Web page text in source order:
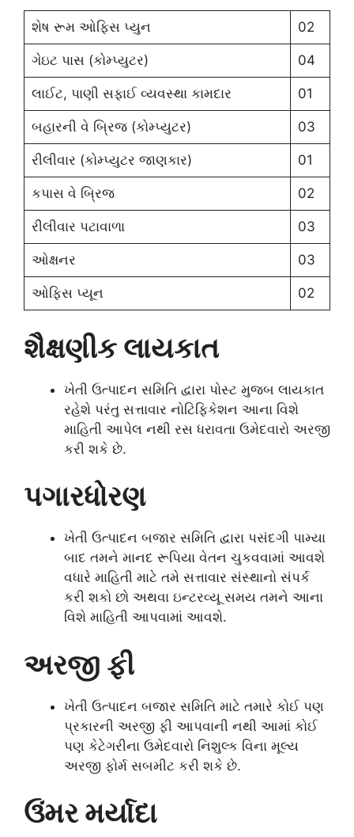
શેષ રૂમ ઓફિસ પ્યુન 02
ગેઇટ પાસ (કોમ્પ્યુટર) 04
લાઈટ, પાણી સફાઈ વ્યવસ્થા કામદાર 01
બહારની વે બ્રિજ (કોમ્પ્યુટર) 03
રીલીવાર (કોમ્પ્યુટર જાણકાર) 01
કપાસ વે બ્રિજ 02
રીલીવાર પટાવાળા 03
ઓક્ષનર 03
ઓફિસ પ્યૂન 02
શૈક્ષણીક લાયકાત
ખેતી ઉત્પાદન સમિતિ દ્વારા પોસ્ટ મુજબ લાયકાત
રહેશે પરંતુ સત્તાવાર નોટિફિકેશન આના વિશે
માહિતી આપેલ નથી રસ ધરાવતા ઉમેદવારો અરજી
કરી શકે છે.
પગારધોરણ
ખેતી ઉત્પાદન બજાર સમિતિ દ્વારા પસંદગી પામ્યા
બાદ તમને માનદ રૂપિયા વેતન ચુકવવામાં આવશે
વધારે માહિતી માટે તમે સત્તાવાર સંસ્થાનો સંપર્ક
કરી શકો છો અથવા ઇન્ટરવ્યૂ સમય તમને આના
વિશે માહિતી આપવામાં આવશે.
અરજી ફી
ખેતી ઉત્પાદન બજાર સમિતિ માટે તમારે કોઈ પણ
પ્રકારની અરજી ફી આપવાની નથી આમાં કોઈ
પણ કેટેગરીના ઉમેદવારો નિશુલ્ક વિના મૂલ્ય
અરજી ફોર્મ સબમીટ કરી શકે છે.
ઉંમર મર્યાદા